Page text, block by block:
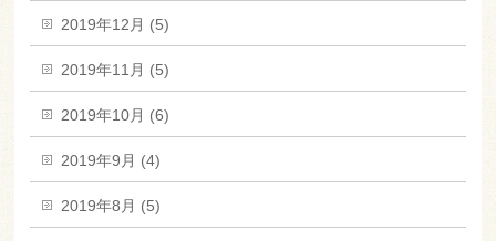
2019年12月 (5)
2019年11月 (5)
2019年10月 (6)
2019年9月 (4)
2019年8月 (5)